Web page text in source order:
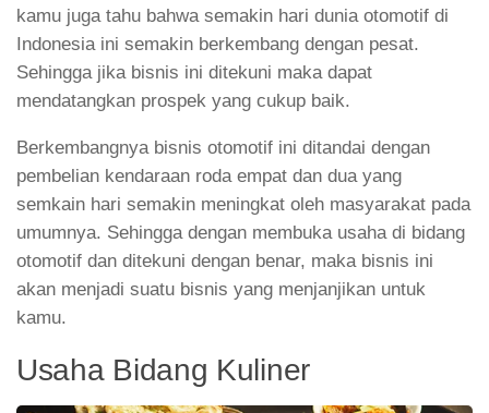
kamu juga tahu bahwa semakin hari dunia otomotif di
Indonesia ini semakin berkembang dengan pesat.
Sehingga jika bisnis ini ditekuni maka dapat
mendatangkan prospek yang cukup baik.
Berkembangnya bisnis otomotif ini ditandai dengan
pembelian kendaraan roda empat dan dua yang
semkain hari semakin meningkat oleh masyarakat pada
umumnya. Sehingga dengan membuka usaha di bidang
otomotif dan ditekuni dengan benar, maka bisnis ini
akan menjadi suatu bisnis yang menjanjikan untuk
kamu.
Usaha Bidang Kuliner